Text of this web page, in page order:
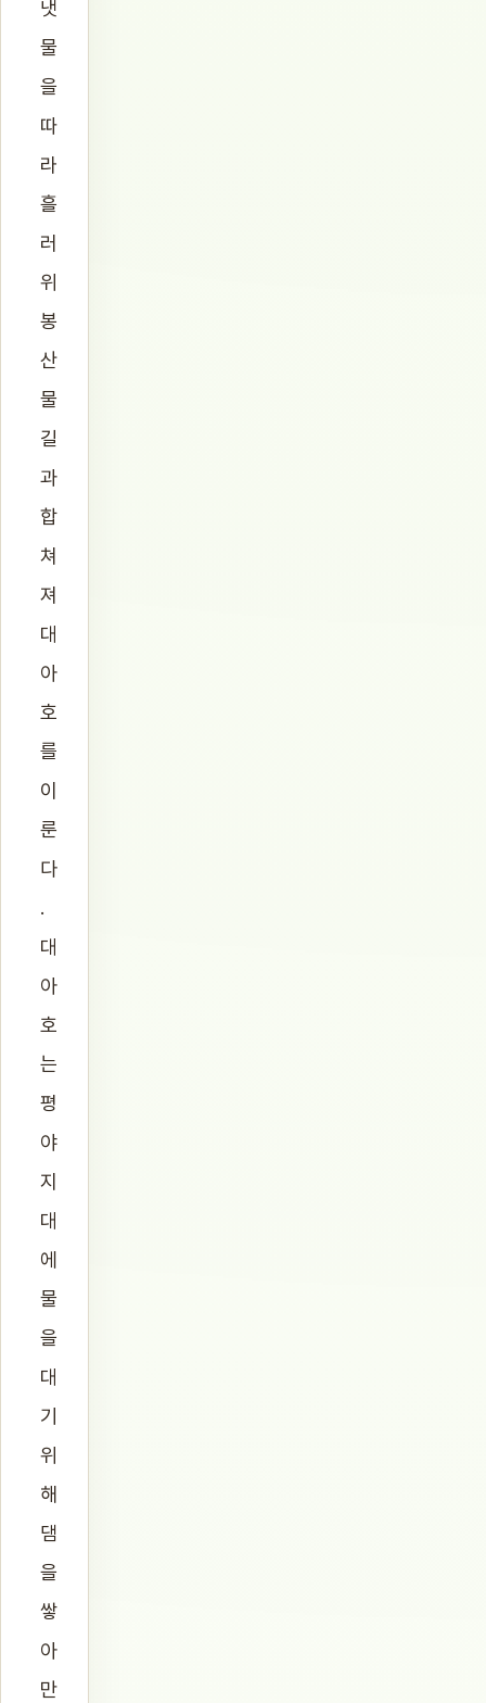
냇
물
을
따
라
흘
러
위
봉
산
물
길
과
합
쳐
져
대
아
호
를
이
룬
다
.
대
아
호
는
평
야
지
대
에
물
을
대
기
위
해
댐
을
쌓
아
만